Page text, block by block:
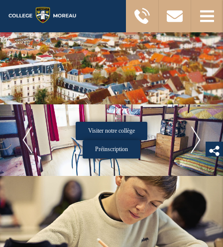
Visiter notre collège
Préinscription